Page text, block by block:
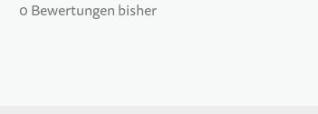
0 Bewertungen bisher